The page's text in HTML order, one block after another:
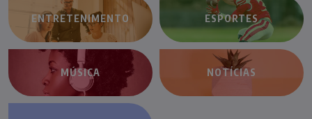
ENTRETENIMENTO ESPORTES
MÚSICA NOTÍCIAS